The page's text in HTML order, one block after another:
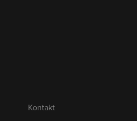
Kontakt